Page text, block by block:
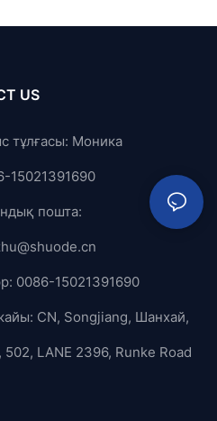
US
тұлғасы: Моника
15021391690
пошта:
0086-15021391690
CN, Songjiang, Шанхай,
502, LANE 2396, Runke Road